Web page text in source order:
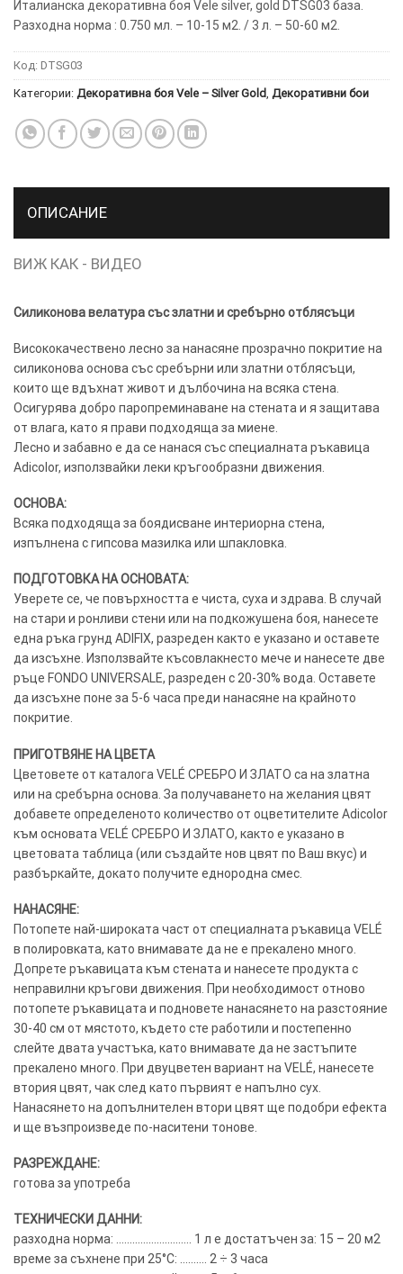
Италианска декоративна боя Vele silver, gold DTSG03 база.
Разходна норма : 0.750 мл. – 10-15 м2. / 3 л. – 50-60 м2.
Код: DTSG03
Категории: Декоративна боя Vele – Silver Gold Декоративни бои
ОПИСАНИЕ
ВИЖ КАК - ВИДЕО
Силиконова велатура със златни и сребърно отблясъци
Висококачествено лесно за нанасяне прозрачно покритие на
силиконова основа със сребърни или златни отблясъци,
които ще вдъхнат живот и дълбочина на всяка стена.
Осигурява добро паропреминаване на стената и я защитава
от влага, като я прави подходяща за миене.
Лесно и забавно е да се нанася със специалната ръкавица
Adicolor, използвайки леки кръгообразни движения.
ОСНОВА:
Всяка подходяща за боядисване интериорна стена,
изпълнена с гипсова мазилка или шпакловка.
ПОДГОТОВКА НА ОСНОВАТА:
Уверете се, че повърхността е чиста, суха и здрава. В случай
на стари и ронливи стени или на подкожушена боя, нанесете
една ръка грунд ADIFIX, разреден както е указано и оставете
да изсъхне. Използвайте късовлакнесто мече и нанесете две
ръце FONDO UNIVERSALE, разреден с 20-30% вода. Оставете
да изсъхне поне за 5-6 часа преди нанасяне на крайното
покритие.
ПРИГОТВЯНЕ НА ЦВЕТА
Цветовете от каталога VELÉ СРЕБРО И ЗЛАТО са на златна
или на сребърна основа. За получаването на желания цвят
добавете определеното количество от оцветителите Adicolor
към основата VELÉ СРЕБРО И ЗЛАТО, както е указано в
цветовата таблица (или създайте нов цвят по Ваш вкус) и
разбъркайте, докато получите еднородна смес.
НАНАСЯНЕ:
Потопете най-широката част от специалната ръкавица VELÉ
в полировката, като внимавате да не е прекалено много.
Допрете ръкавицата към стената и нанесете продукта с
неправилни кръгови движения. При необходимост отново
потопете ръкавицата и подновете нанасянето на разстояние
30-40 см от мястото, където сте работили и постепенно
слейте двата участъка, като внимавате да не застъпите
прекалено много. При двуцветен вариант на VELÉ, нанесете
втория цвят, чак след като първият е напълно сух.
Нанасянето на допълнителен втори цвят ще подобри ефекта
и ще възпроизведе по-наситени тонове.
РАЗРЕЖДАНЕ:
готова за употреба
ТЕХНИЧЕСКИ ДАННИ:
разходна норма: ………………………. 1 л е достатъчен за: 15 – 20 м2
време за съхнене при 25°C: ………. 2 ÷ 3 часа
× ТОЗИ
САЙТ
ИЗПОЛЗВА
ПОВЕЧЕ
ИНФОРМАЦИЯ
НАМЕРИТЕ
УСЛУГИ ОПЦИИ
Google